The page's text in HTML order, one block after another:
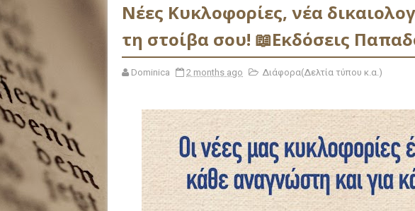
Νέες Κυκλοφορίες, νέα
τη στοίβα σου! 📖Εκδόσεις
Dominica 2 months ago Διάφορα(Δελτία τύπου κ.α.)